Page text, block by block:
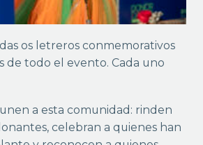
os letreros conmemorativos
de todo el evento. Cada uno
a esta comunidad: rinden
celebran a quienes han